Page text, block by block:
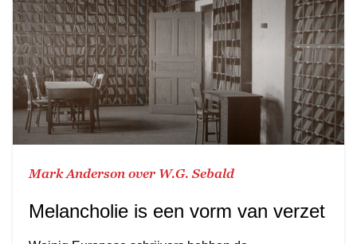
Mark Anderson over W.G. Sebald
Melancholie is een vorm van verzet